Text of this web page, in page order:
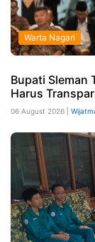
Warta Nagari
Bupati Sleman
Harus
06 August 2026 |